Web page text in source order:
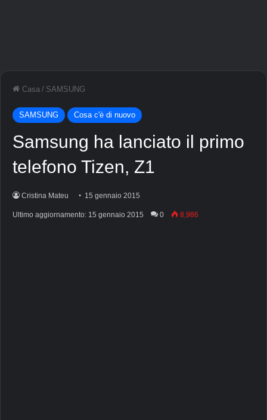
Casa / SAMSUNG
SAMSUNG Cosa c'è di nuovo
Samsung ha lanciato il primo
telefono Tizen, Z1
Cristina Mateu 15 gennaio 2015
Ultimo aggiornamento: 15 gennaio 2015 0 8,986